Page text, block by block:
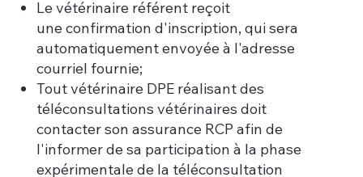
Le vétérinaire référent reçoit
une confirmation d'inscription, qui sera
automatiquement envoyée à l'adresse
courriel fournie;
Tout vétérinaire DPE réalisant des
téléconsultations vétérinaires doit
contacter son assurance RCP afin de
l'informer de sa participation à la phase
expérimentale de la téléconsultation